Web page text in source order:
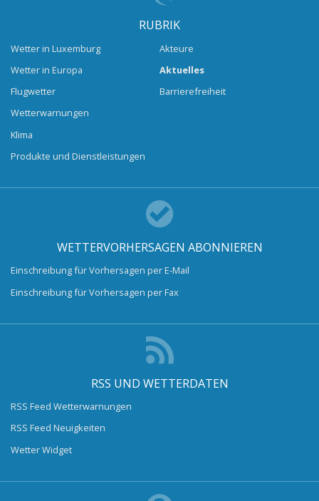
RUBRIK
Wetter in Luxemburg
Wetter in Europa
Flugwetter
Wetterwarnungen
Klima
Produkte und Dienstleistungen
Akteure
Aktuelles
Barrierefreiheit
WETTERVORHERSAGEN ABONNIEREN
Einschreibung für Vorhersagen per E-Mail
Einschreibung für Vorhersagen per Fax
RSS UND WETTERDATEN
RSS Feed Wetterwarnungen
RSS Feed Neuigkeiten
Wetter Widget